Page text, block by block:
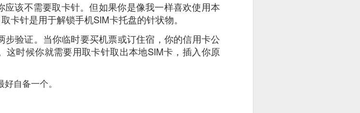
该不需要取卡针。但如果你是像我一样喜欢使用本
卡针是用于解锁手机SIM卡托盘的针状物。
验证。当你临时要买机票或订住宿，你的信用卡公
这时候你就需要用取卡针取出本地SIM卡，插入你原
自备一个。
they used basmati rice which is cooked till so soft and
sauce adds a unique umami flavor to the rice while the